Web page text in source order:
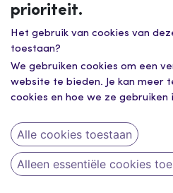
prioriteit.
Het gebruik van cookies van
toestaan?
We gebruiken cookies om een
website te bieden. Je kan meer
cookies en hoe we ze gebruiken
Alle cookies toestaan
Alleen essentiële cookies